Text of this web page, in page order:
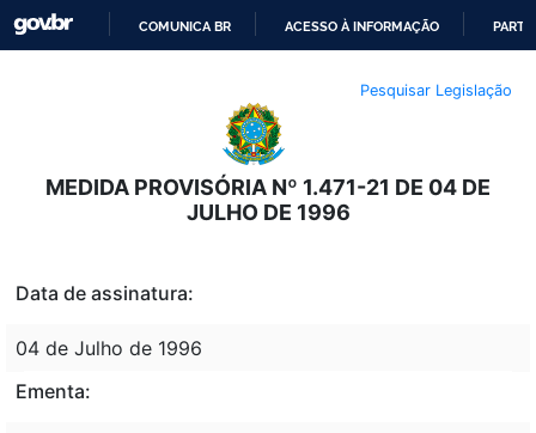
O
CONTEÚDO
COMUNICA BR ACESSO À INFORMAÇÃO
Pesquisar Legislação
MEDIDA PROVISÓRIA Nº 1.471-21 DE 04 DE
JULHO DE 1996
Data de assinatura:
04 de Julho de 1996
Ementa: